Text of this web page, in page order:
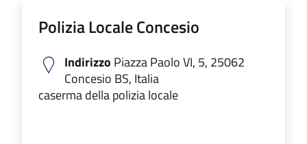
Polizia Locale Concesio
Indirizzo Piazza Paolo VI, 5, 25062
Concesio BS, Italia
caserma della polizia locale